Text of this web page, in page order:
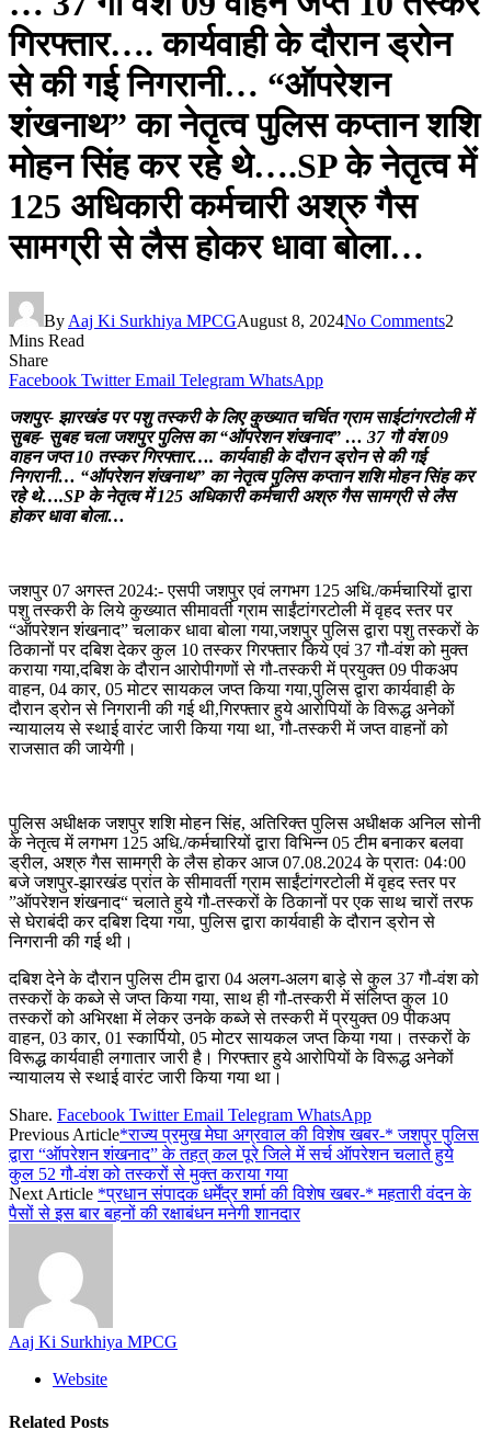
गिरफ्तार…. कार्यवाही के दौरान ड्रोन
से की गई निगरानी… “ऑपरेशन
शंखनाथ” का नेतृत्व पुलिस कप्तान शशि
मोहन सिंह कर रहे थे….SP के नेतृत्व में
125 अधिकारी कर्मचारी अश्रु गैस
सामग्री से लैस होकर धावा बोला…
By Aaj Ki Surkhiya MPCGAugust 8, 2024No Comments2
Mins Read
Share
Facebook Twitter Email Telegram WhatsApp
जशपुर- झारखंड पर पशु तस्करी के लिए कुख्यात चर्चित ग्राम साईटांगरटोली में
सुबह- सुबह चला जशपुर पुलिस का “ऑपरेशन शंखनाद” … 37 गौ वंश 09
वाहन जप्त 10 तस्कर गिरफ्तार…. कार्यवाही के दौरान ड्रोन से की गई
निगरानी… “ऑपरेशन शंखनाथ” का नेतृत्व पुलिस कप्तान शशि मोहन सिंह कर
रहे थे….SP के नेतृत्व में 125 अधिकारी कर्मचारी अश्रु गैस सामग्री से लैस
होकर धावा बोला…
जशपुर 07 अगस्त 2024:- एसपी जशपुर एवं लगभग 125 अधि./कर्मचारियों द्वारा
पशु तस्करी के लिये कुख्यात सीमावर्ती ग्राम साईंटांगरटोली में वृहद स्तर पर
“ऑपरेशन शंखनाद” चलाकर धावा बोला गया,जशपुर पुलिस द्वारा पशु तस्करों के
ठिकानों पर दबिश देकर कुल 10 तस्कर गिरफ्तार किये एवं 37 गौ-वंश को मुक्त
कराया गया,दबिश के दौरान आरोपीगणों से गौ-तस्करी में प्रयुक्त 09 पीकअप
वाहन, 04 कार, 05 मोटर सायकल जप्त किया गया,पुलिस द्वारा कार्यवाही के
दौरान ड्रोन से निगरानी की गई थी,गिरफ्तार हुये आरोपियों के विरूद्ध अनेकों
न्यायालय से स्थाई वारंट जारी किया गया था, गौ-तस्करी में जप्त वाहनों को
राजसात की जायेगी।
पुलिस अधीक्षक जशपुर शशि मोहन सिंह, अतिरिक्त पुलिस अधीक्षक अनिल सोनी
के नेतृत्व में लगभग 125 अधि./कर्मचारियों द्वारा विभिन्न 05 टीम बनाकर बलवा
ड्रील, अश्रु गैस सामग्री के लैस होकर आज 07.08.2024 के प्रातः 04ः00
बजे जशपुर-झारखंड प्रांत के सीमावर्ती ग्राम साईंटांगरटोली में वृहद स्तर पर
”ऑपरेशन शंखनाद“ चलाते हुये गौ-तस्करों के ठिकानों पर एक साथ चारों तरफ
से घेराबंदी कर दबिश दिया गया, पुलिस द्वारा कार्यवाही के दौरान ड्रोन से
निगरानी की गई थी।
दबिश देने के दौरान पुलिस टीम द्वारा 04 अलग-अलग बाड़े से कुल 37 गौ-वंश को
तस्करों के कब्जे से जप्त किया गया, साथ ही गौ-तस्करी में संलिप्त कुल 10
तस्करों को अभिरक्षा में लेकर उनके कब्जे से तस्करी में प्रयुक्त 09 पीकअप
वाहन, 03 कार, 01 स्कार्पियो, 05 मोटर सायकल जप्त किया गया। तस्करों के
विरूद्ध कार्यवाही लगातार जारी है। गिरफ्तार हुये आरोपियों के विरूद्ध अनेकों
न्यायालय से स्थाई वारंट जारी किया गया था।
Share. Facebook Twitter Email Telegram WhatsApp
Previous Article*राज्य प्रमुख मेघा अग्रवाल की विशेष खबर-* जशपुर पुलिस
द्वारा “ऑपरेशन शंखनाद” के तहत् कल पूरे जिले में सर्च ऑपरेशन चलाते हुये
कुल 52 गौ-वंश को तस्करों से मुक्त कराया गया
Next Article *प्रधान संपादक धर्मेंद्र शर्मा की विशेष खबर-* महतारी वंदन के
पैसों से इस बार बहनों की रक्षाबंधन मनेगी शानदार
Aaj Ki Surkhiya MPCG
Website
Related Posts